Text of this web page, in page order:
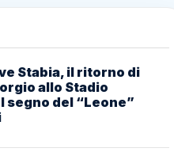
Stabia, il ritorno di
allo Stadio
segno del “Leone”